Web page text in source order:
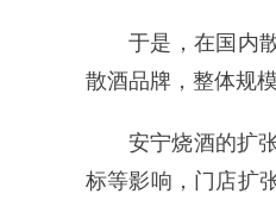
于是，在国内
散酒品牌，整体规
安宁烧酒的扩
标等影响，门店扩